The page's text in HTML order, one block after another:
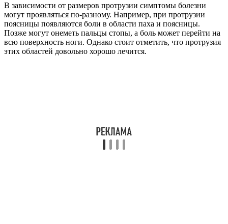
В зависимости от размеров протрузии симптомы болезни
могут проявляться по-разному. Например, при протрузии
поясницы появляются боли в области паха и поясницы.
Позже могут онеметь пальцы стопы, а боль может перейти на
всю поверхность ноги. Однако стоит отметить, что протрузия
этих областей довольно хорошо лечится.